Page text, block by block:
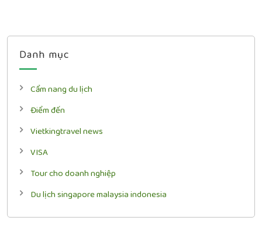
Danh mục
Cẩm nang du lịch
Điểm đến
Vietkingtravel news
VISA
Tour cho doanh nghiệp
Du lịch singapore malaysia indonesia